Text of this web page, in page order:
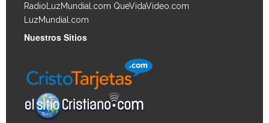
RadioLuzMundial.com QueVidaVideo.com
LuzMundial.com
Nuestros Sitios